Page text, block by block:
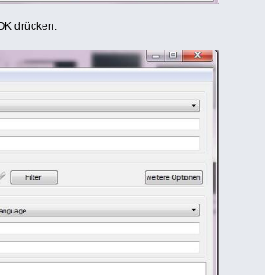
drücken.